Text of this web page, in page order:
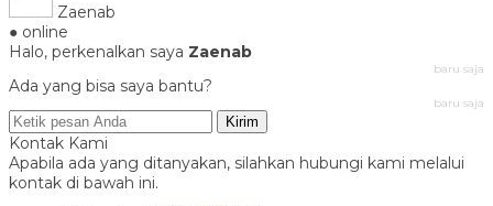
Zaenab
● online
Halo, perkenalkan saya Zaenab
baru saja
Ada yang bisa saya bantu?
baru saja
Kirim
Kontak Kami
Apabila ada yang ditanyakan, silahkan hubungi kami melalui
kontak di bawah ini.